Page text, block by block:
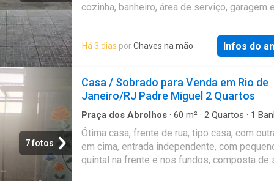
cozinha, banheiro, área de serviço, garagem e
Há 3 dias porChaves na mão Infos do
7 fotos
Casa / Sobrado para Venda em Rio de
Janeiro/RJ Padre Miguel 2 Quartos
Praça dos Abrolhos · 60 m² · 2 Quartos · 1
Casa
Área de serviço
Ótima casa, frente de rua, tipo casa, com
em cima, entrada independente, com
quintal na frente e nos fundos, composta de